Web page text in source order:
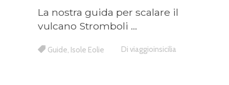
La nostra guida per scalare il
vulcano Stromboli
Guide, Isole Eolie Di viaggioinsicilia